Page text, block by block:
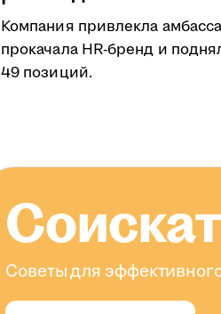
Компания привлекла
прокачала HR-бренд и
49 позиций.
Советы для